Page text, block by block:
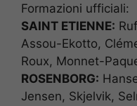
Formazioni ufficiali:
SAINT ETIENNE:
Assou-Ekotto,
Roux, Monnet-
ROSENBORG:
Jensen, Skjelvik,